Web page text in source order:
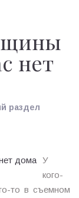
нет
раздел
У
кого-
то в съемном